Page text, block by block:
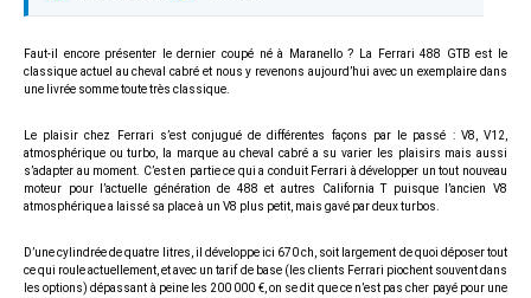
Faut-il encore présenter le dernier coupé né à Maranello ? La Ferrari 488 GTB est le
classique actuel au cheval cabré et nous y revenons aujourd’hui avec un exemplaire dans
une livrée somme toute très classique.
Le plaisir chez Ferrari s’est conjugué de différentes façons par le passé : V8, V12,
atmosphérique ou turbo, la marque au cheval cabré a su varier les plaisirs mais aussi
s’adapter au moment. C’est en partie ce qui a conduit Ferrari à développer un tout nouveau
moteur pour l’actuelle génération de 488 et autres California T puisque l’ancien V8
atmosphérique a laissé sa place à un V8 plus petit, mais gavé par deux turbos.
D’une cylindrée de quatre litres, il développe ici 670 ch, soit largement de quoi déposer tout
ce qui roule actuellement, et avec un tarif de base (les clients Ferrari piochent souvent dans
les options) dépassant à peine les 200 000 €, on se dit que ce n’est pas cher payé pour une